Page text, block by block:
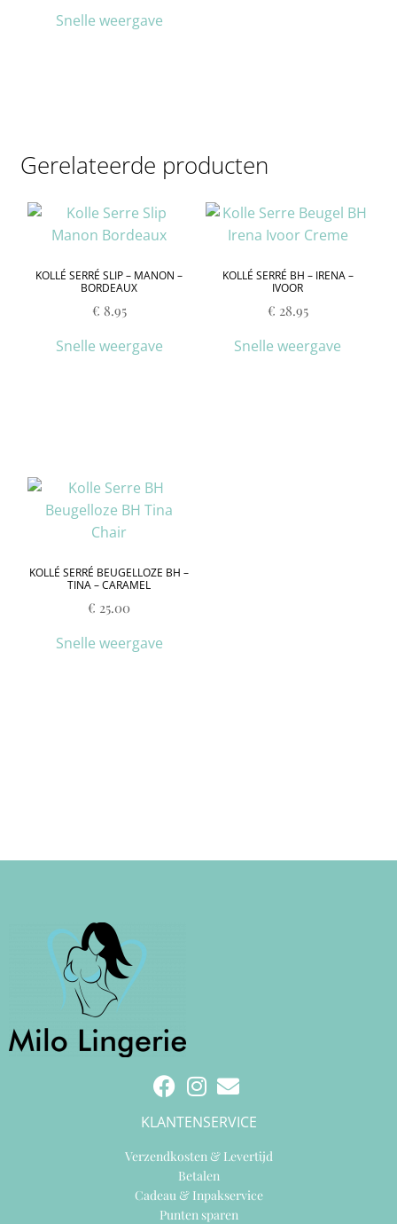
Snelle weergave
Gerelateerde producten
KOLLÉ SERRÉ SLIP – MANON –
BORDEAUX
€ 8.95
Snelle weergave
KOLLÉ SERRÉ BH – IRENA –
IVOOR
€ 28.95
Snelle weergave
KOLLÉ SERRÉ BEUGELLOZE BH –
TINA – CARAMEL
€ 25.00
Snelle weergave
KLANTENSERVICE
Verzendkosten & Levertijd
Betalen
Cadeau & Inpakservice
Punten sparen